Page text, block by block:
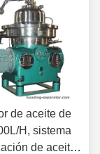
de aceite de
H, sistema
de aceite